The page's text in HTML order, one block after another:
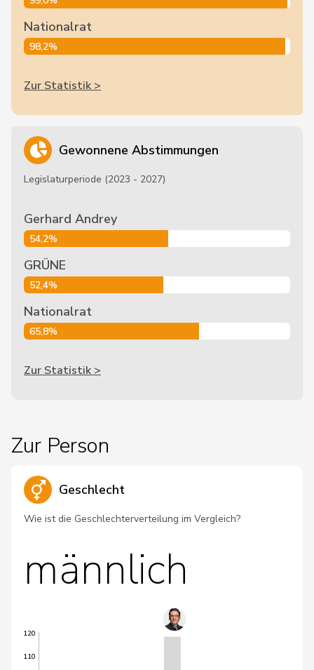
Nationalrat
98,2%
Zur Statistik >
Gewonnene Abstimmungen
Legislaturperiode (2023 - 2027)
Gerhard Andrey
54,2%
GRÜNE
52,4%
Nationalrat
65,8%
Zur Statistik >
Zur Person
Geschlecht
Wie ist die Geschlechterverteilung im Vergleich?
männlich
110
120